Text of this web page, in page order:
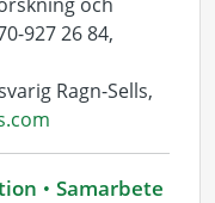
927 26 84,
Ragn-Sells,
Samarbete